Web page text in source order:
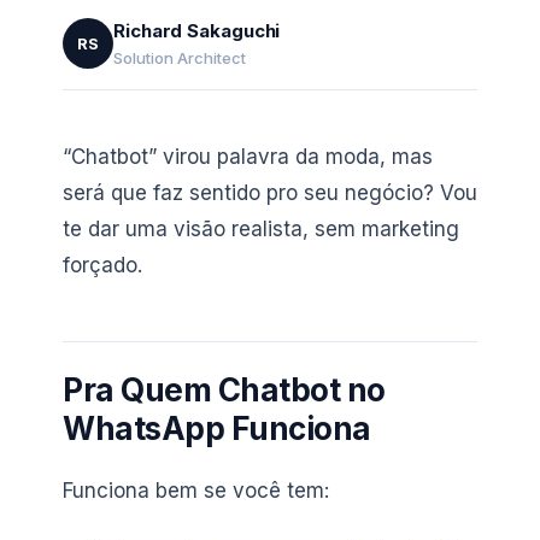
RS
Richard Sakaguchi
Solution Architect
“Chatbot” virou palavra da moda, mas
será que faz sentido pro seu negócio? Vou
te dar uma visão realista, sem marketing
forçado.
Pra Quem Chatbot no
WhatsApp Funciona
Funciona bem se você tem: